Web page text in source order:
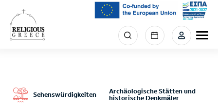
main
content
Menu
section
Sehenswürdigkeiten
Archäologische Stätten und
historische Denkmäler